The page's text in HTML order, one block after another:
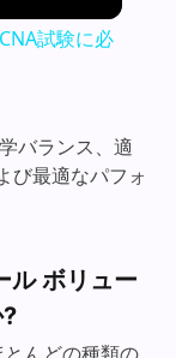
試験に必
バランス、適
び最適なパフォ
ル ボリュー
んどの種類の